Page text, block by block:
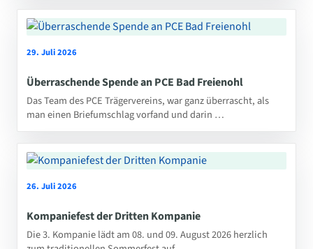
29. Juli 2026
Überraschende Spende an PCE Bad Freienohl
Das Team des PCE Trägervereins, war ganz überrascht, als
man einen Briefumschlag vorfand und darin …
26. Juli 2026
Kompaniefest der Dritten Kompanie
Die 3. Kompanie lädt am 08. und 09. August 2026 herzlich